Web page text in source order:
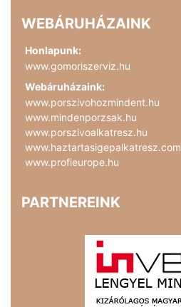
WEBÁRUHÁZAINK
Honlapunk:
www.gomoriszerviz.hu
Webáruházaink:
www.porszivohozmindent.hu
www.mindenporzsak.hu
www.porszivoalkatresz.hu
www.haztartasigepalkatresz.com
www.profieurope.hu
PARTNEREINK